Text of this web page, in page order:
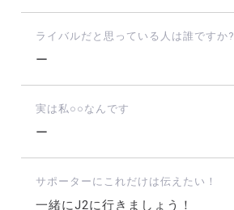
ライバルだと思っている人は誰ですか?
ー
実は私○○なんです
ー
サポーターにこれだけは伝えたい！
一緒にJ2に行きましょう！